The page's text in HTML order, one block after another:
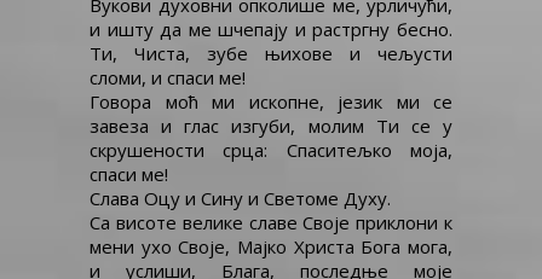
Вукови духовни опколише ме, урличући,
и ишту да ме шчепају и растргну бесно.
Ти, Чиста, зубе њихове и чељусти
сломи, и спаси ме!
Говора моћ ми ископне, језик ми се
завеза и глас изгуби, молим Ти се у
скрушености срца: Спаситељко моја,
спаси ме!
Слава Оцу и Сину и Светоме Духу.
Са висоте велике славе Своје приклони к
мени ухо Своје, Мајко Христа Бога мога,
и услиши, Блага, последње моје